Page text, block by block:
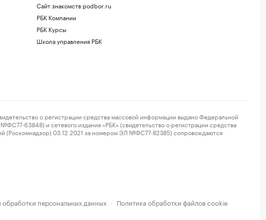
Сайт знакомств podbor.ru
РБК Компании
РБК Курсы
Школа управления РБК
о регистрации средства массовой информации выдано Федеральной
63848) и сетевого издания «РБК» (свидетельство о регистрации средства
(Роскомнадзор) 03.12.2021 за номером ЭЛ №ФС77-82385) сопровождаются
персональных данных · Политика обработки файлов cookie